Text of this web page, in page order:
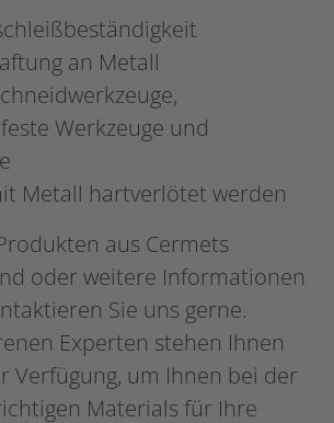
an Metall
Werkzeuge und
Metall hartverlötet werden
aus Cermets
oder weitere Informationen
Sie uns gerne.
Experten stehen Ihnen
Verfügung, um Ihnen bei der
Materials für Ihre